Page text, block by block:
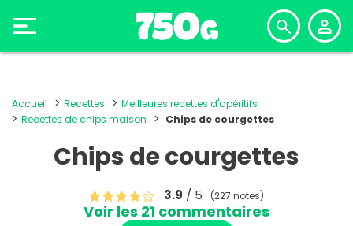
Accueil Recettes
Meilleures recettes d'apéritifs
Recettes de chips maison
Chips de courgettes
Chips de courgettes
3.9 / 5 (227 notes)
Voir les 21 commentaires